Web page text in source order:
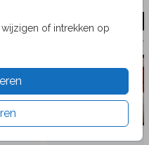
of intrekken op